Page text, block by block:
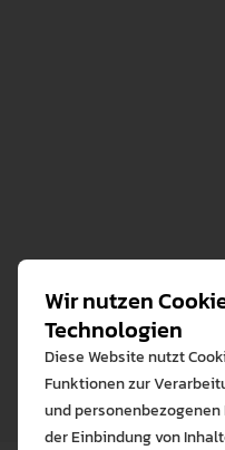
Gasthörer/innen
PDF • 422.4 KB
Testat für
PDF • 235.2 KB
Wir nutzen
Technologien
Diese Website nutzt
Funktionen zur
und
der Einbindung von